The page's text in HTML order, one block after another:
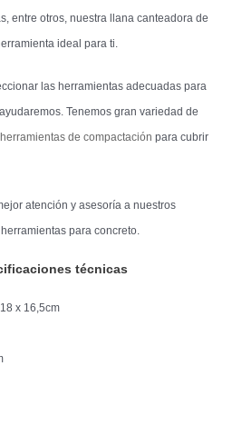
entre otros, nuestra llana canteadora de
ideal para ti.
las herramientas adecuadas para
Tenemos gran variedad de
herramientas de compactación para cubrir
atención y asesoría a nuestros
para concreto.
técnicas
x 16,5cm